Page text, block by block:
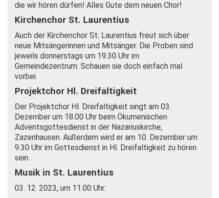
die wir hören dürfen! Alles Gute dem neuen Chor!
Kirchenchor St. Laurentius
Auch der Kirchenchor St. Laurentius freut sich über
neue Mitsängerinnen und Mitsänger. Die Proben sind
jeweils donnerstags um 19.30 Uhr im
Gemeindezentrum. Schauen sie doch einfach mal
vorbei.
Projektchor Hl. Dreifaltigkeit
Der Projektchor Hl. Dreifaltigkeit singt am 03.
Dezember um 18.00 Uhr beim Ökumenischen
Adventsgottesdienst in der Nazariuskirche,
Zazenhausen. Außerdem wird er am 10. Dezember um
9.30 Uhr im Gottesdienst in Hl. Dreifaltigkeit zu hören
sein.
Musik in St. Laurentius
03. 12. 2023, um 11.00 Uhr: